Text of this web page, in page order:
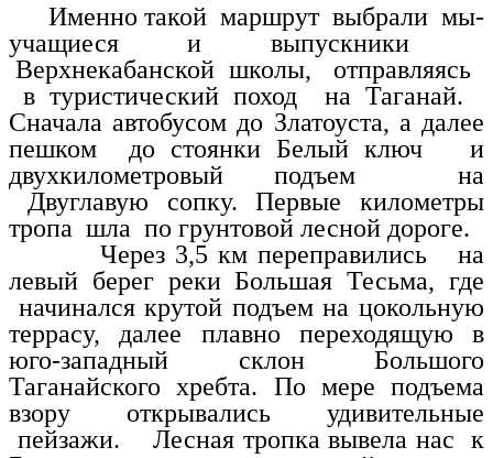
Именно такой маршрут выбрали мы-
учащиеся и выпускники
Верхнекабанской школы, отправляясь
в туристический поход на Таганай.
Сначала автобусом до Златоуста, а далее
пешком до стоянки Белый ключ и
двухкилометровый подъем на
Двуглавую сопку. Первые километры
тропа шла по грунтовой лесной дороге.
Через 3,5 км переправились на
левый берег реки Большая Тесьма, где
начинался крутой подъем на цокольную
террасу, далее плавно переходящую в
юго-западный склон Большого
Таганайского хребта. По мере подъема
взору открывались удивительные
пейзажи. Лесная тропка вывела нас к